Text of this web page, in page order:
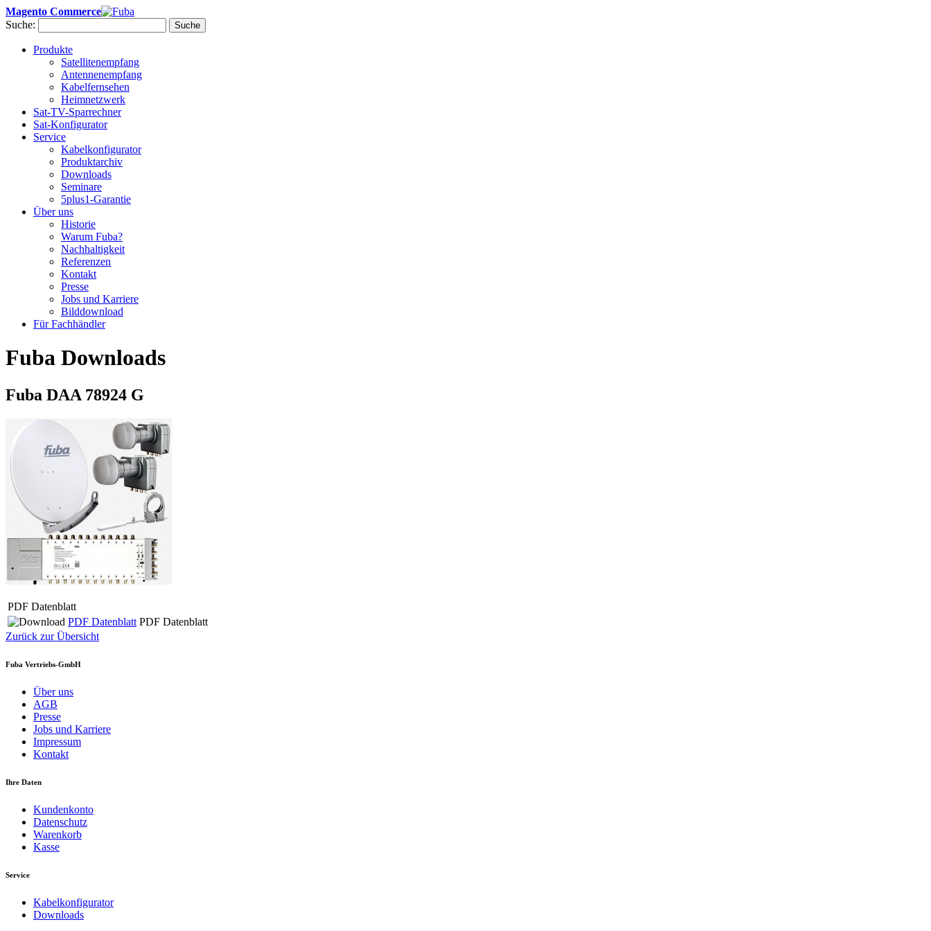
Magento Commerce
Suche:
Suche
Produkte
Satellitenempfang
Antennenempfang
Kabelfernsehen
Heimnetzwerk
Sat-TV-Sparrechner
Sat-Konfigurator
Service
Kabelkonfigurator
Produktarchiv
Downloads
Seminare
5plus1-Garantie
Über uns
Historie
Warum Fuba?
Nachhaltigkeit
Referenzen
Kontakt
Presse
Jobs und Karriere
Bilddownload
Für Fachhändler
Fuba Downloads
Fuba DAA 78924 G
PDF Datenblatt
PDF Datenblatt PDF Datenblatt
Zurück zur Übersicht
Fuba Vertriebs-GmbH
Über uns
AGB
Presse
Jobs und Karriere
Impressum
Kontakt
Ihre Daten
Kundenkonto
Datenschutz
Warenkorb
Kasse
Service
Kabelkonfigurator
Downloads